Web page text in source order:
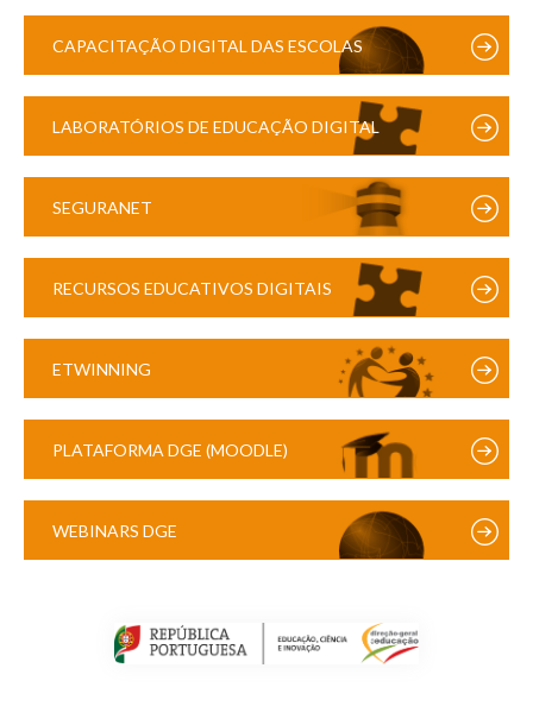
CAPACITAÇÃO DIGITAL DAS ESCOLAS
LABORATÓRIOS DE EDUCAÇÃO DIGITAL
SEGURANET
RECURSOS EDUCATIVOS DIGITAIS
ETWINNING
PLATAFORMA DGE (MOODLE)
WEBINARS DGE